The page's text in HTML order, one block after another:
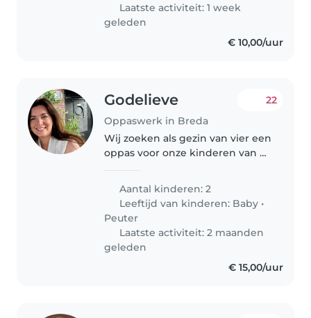
Laatste activiteit: 1 week
geleden
€ 10,00/uur
Godelieve
Oppaswerk in Breda
22
Wij zoeken als gezin van vier een
oppas voor onze kinderen van 4
voor de donderdag (vast) en
eventueel de dinsdagmiddag
een ervaren oppas. Het liefst..
Aantal kinderen: 2
Leeftijd van kinderen: Baby •
Peuter
Laatste activiteit: 2 maanden
geleden
€ 15,00/uur